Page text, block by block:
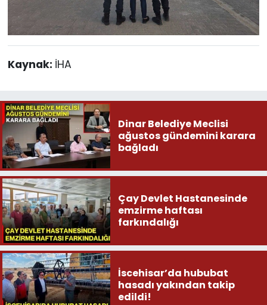
Kaynak: İHA
Dinar Belediye Meclisi
ağustos gündemini karara
bağladı
Çay Devlet Hastanesinde
emzirme haftası
farkındalığı
İscehisar’da hububat
hasadı yakından takip
edildi!